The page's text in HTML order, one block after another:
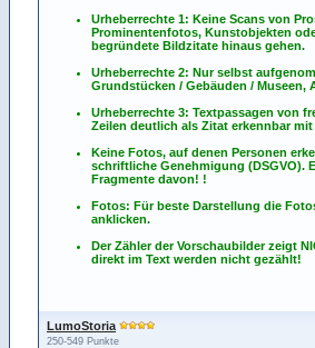
Urheberrechte 1: Keine Scans von
Prominentenfotos, Kunstobjekten
begründete Bildzitate hinaus gehen.
Urheberrechte 2: Nur selbst
Grundstücken / Gebäuden / Museen,
Urheberrechte 3: Textpassagen von
Zeilen deutlich als Zitat erkennbar
Keine Fotos, auf denen Personen
schriftliche Genehmigung (DSGVO).
Fragmente davon! !
Fotos: Für beste Darstellung die
anklicken.
Der Zähler der Vorschaubilder zeigt
direkt im Text werden nicht gezählt!
LumoStoria
250-549 Punkte